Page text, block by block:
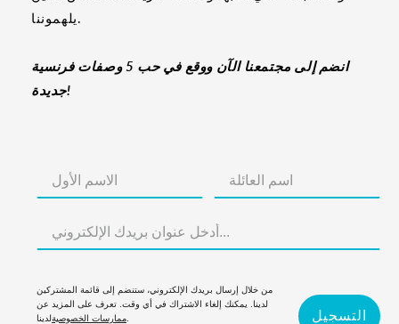
يلهموننا.
انضم إلى مجتمعنا الآن ووقع في حب 5 وصفات فرنسية
جديدة!
من خلال إرسال بريدك الإلكتروني، ستنضم إلى قائمة المشتركين
لدينا. يمكنك إلغاء الاشتراك في أي وقت. تعرف على المزيد عن
ممارسات الخصوصية
التسجيل